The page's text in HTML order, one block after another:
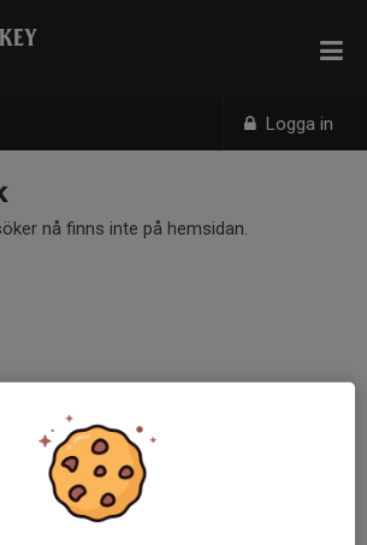
Logga in
nå finns inte på hemsidan.